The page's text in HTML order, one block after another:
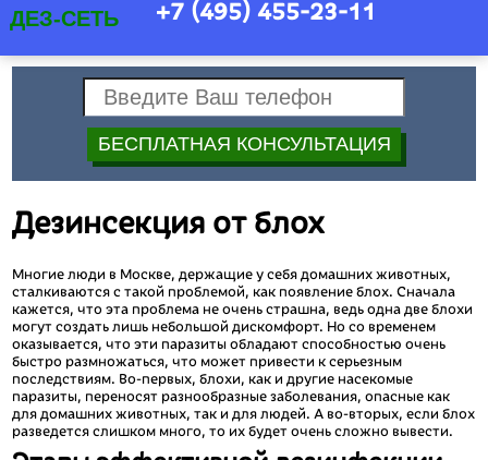
ДЕЗ-СЕТЬ +7 (495) 455-23-11
Дезинсекция от блох
Многие люди в Москве, держащие у себя домашних животных,
сталкиваются с такой проблемой, как появление блох. Сначала
кажется, что эта проблема не очень страшна, ведь одна две блохи
могут создать лишь небольшой дискомфорт. Но со временем
оказывается, что эти паразиты обладают способностью очень
быстро размножаться, что может привести к серьезным
последствиям. Во-первых, блохи, как и другие насекомые
паразиты, переносят разнообразные заболевания, опасные как
для домашних животных, так и для людей. А во-вторых, если блох
разведется слишком много, то их будет очень сложно вывести.